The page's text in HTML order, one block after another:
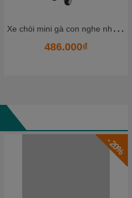
X
e chòi mini gà con nghe nhạc HKCXC01-1
486.000₫
- 20%